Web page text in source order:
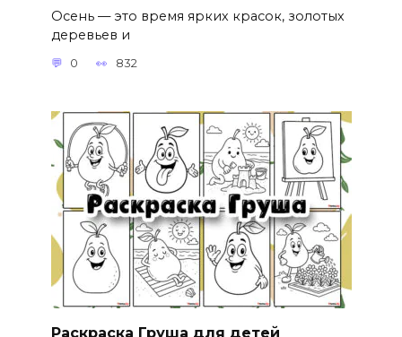
Осень — это время ярких красок, золотых
деревьев и
0 832
Раскраска Груша для детей